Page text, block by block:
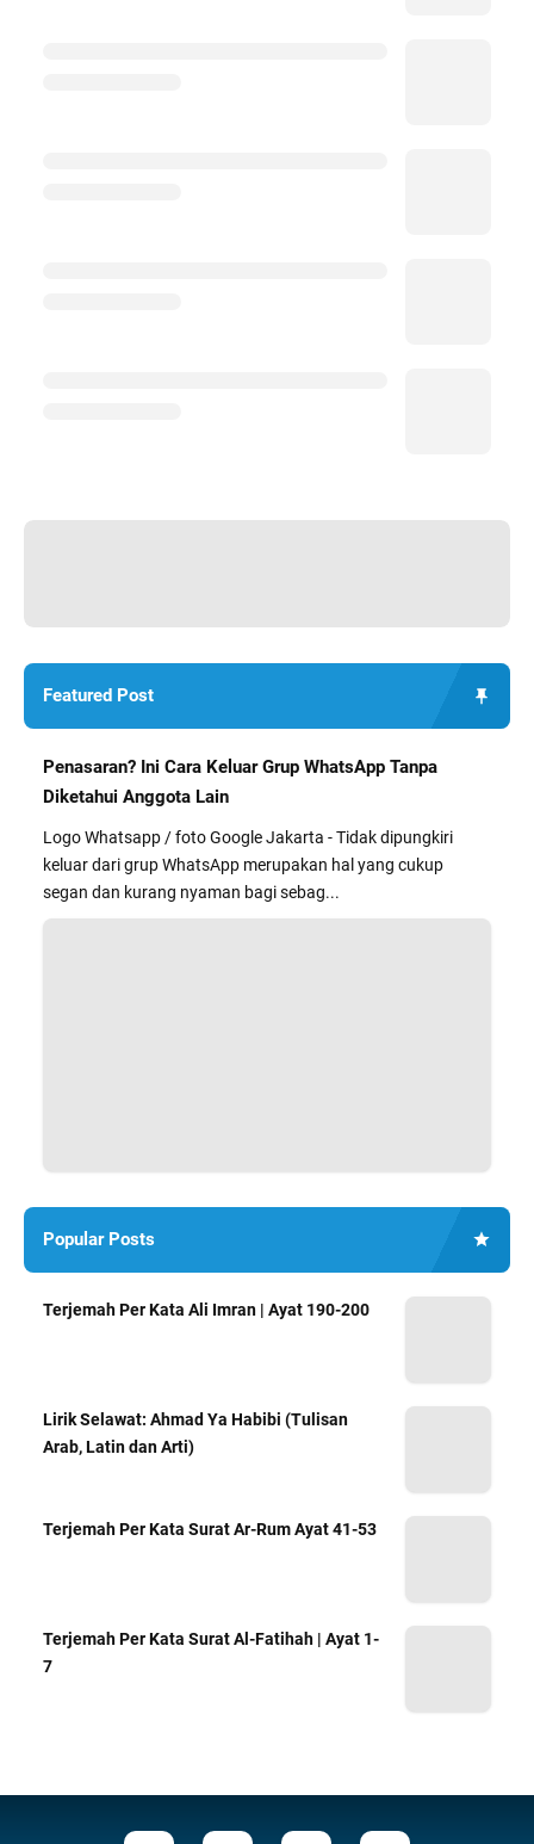
Featured Post
Penasaran? Ini Cara Keluar Grup WhatsApp Tanpa
Diketahui Anggota Lain
Logo Whatsapp / foto Google Jakarta - Tidak dipungkiri
keluar dari grup WhatsApp merupakan hal yang cukup
segan dan kurang nyaman bagi sebag...
Popular Posts
Terjemah Per Kata Ali Imran | Ayat 190-200
Lirik Selawat: Ahmad Ya Habibi (Tulisan
Arab, Latin dan Arti)
Terjemah Per Kata Surat Ar-Rum Ayat 41-53
Terjemah Per Kata Surat Al-Fatihah | Ayat 1-
7